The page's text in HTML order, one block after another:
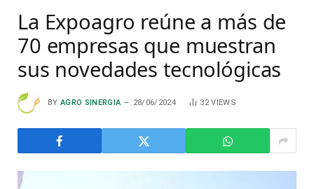
La Expoagro reúne a más de
70 empresas que muestran
sus novedades tecnológicas
BY AGRO SINERGIA 28/06/2024 32VIEWS